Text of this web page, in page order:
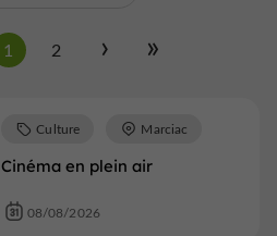
1 2
Cinéma en plein air
Culture Marciac
08/08/2026